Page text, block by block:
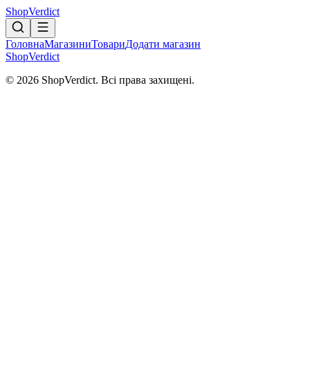
ShopVerdict
ГоловнаМагазиниТовариДодати магазин
ShopVerdict
© 2026 ShopVerdict. Всі права захищені.